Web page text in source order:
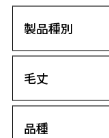
製品種別
毛丈
品種